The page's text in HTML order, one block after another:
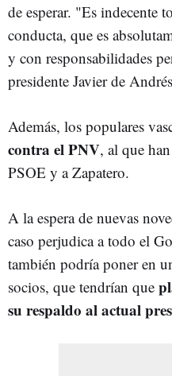
de esperar. "Es indecente
conducta, que es
y con responsabilidades
presidente Javier de
Además, los populares
contra el PNV, al que
PSOE y a Zapatero.
A la espera de nuevas
caso perjudica a todo el
también podría poner en
socios, que tendrían que
su respaldo al actual